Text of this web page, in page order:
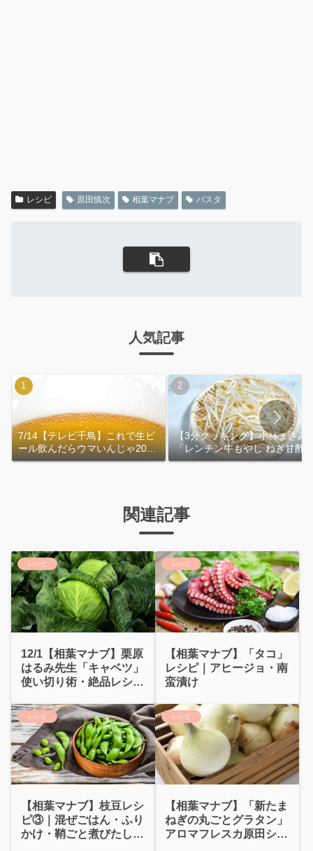
レシピ 原田慎次 相葉マナブ パスタ
人気記事
7/14【テレビ千鳥】これで生ビ
ール飲んだらウマいんじゃ2026
｜おおよその作り方
【3分クッキング】小林まさみ
「レンチン牛もやし ねぎ甘酢
れ」作り方
関連記事
レシピ
12/1【相葉マナブ】栗原
はるみ先生「キャベツ」
使い切り術・絶品レシ
レシピ
【相葉マナブ】「タコ」
レシピ｜アヒージョ・南
蛮漬け
レシピ
【相葉マナブ】枝豆レシ
ピ③｜混ぜごはん・ふり
かけ・鞘ごと煮びたし・
レシピ
【相葉マナブ】「新たま
ねぎの丸ごとグラタン」
アロマフレスカ原田シェ